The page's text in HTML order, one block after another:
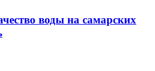
воды на самарских